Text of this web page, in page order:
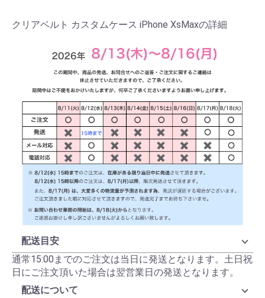
クリアベルト カスタムケース iPhone XsMaxの詳細
配送目安
通常15:00までのご注文は当日に発送となります。土日祝
日にご注文頂いた場合は翌営業日の発送となります。
配送について